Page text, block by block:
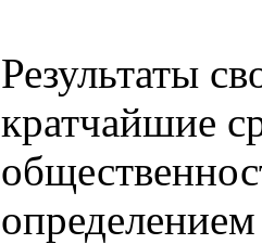
Результаты
кратчайшие